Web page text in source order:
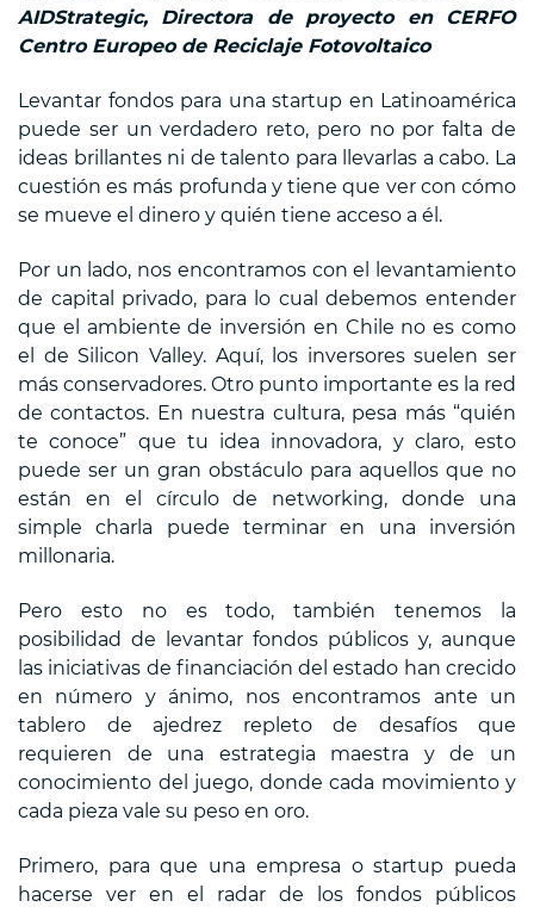
AIDStrategic, Directora de proyecto en CERFO
Centro Europeo de Reciclaje Fotovoltaico
Levantar fondos para una startup en Latinoamérica
puede ser un verdadero reto, pero no por falta de
ideas brillantes ni de talento para llevarlas a cabo. La
cuestión es más profunda y tiene que ver con cómo
se mueve el dinero y quién tiene acceso a él.
Por un lado, nos encontramos con el levantamiento
de capital privado, para lo cual debemos entender
que el ambiente de inversión en Chile no es como
el de Silicon Valley. Aquí, los inversores suelen ser
más conservadores. Otro punto importante es la red
de contactos. En nuestra cultura, pesa más “quién
te conoce” que tu idea innovadora, y claro, esto
puede ser un gran obstáculo para aquellos que no
están en el círculo de networking, donde una
simple charla puede terminar en una inversión
millonaria.
Pero esto no es todo, también tenemos la
posibilidad de levantar fondos públicos y, aunque
las iniciativas de financiación del estado han crecido
en número y ánimo, nos encontramos ante un
tablero de ajedrez repleto de desafíos que
requieren de una estrategia maestra y de un
conocimiento del juego, donde cada movimiento y
cada pieza vale su peso en oro.
Primero, para que una empresa o startup pueda
hacerse ver en el radar de los fondos públicos